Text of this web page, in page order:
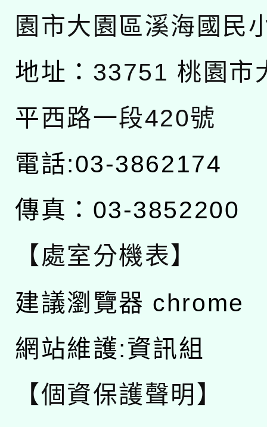
園市大園區溪海國民
地址： 33751 桃園市
平西路一段420號
電話:03-3862174
傳真：03-3852200
【處室分機表】
建議瀏覽器 chrome
網站維護:資訊組
【個資保護聲明】